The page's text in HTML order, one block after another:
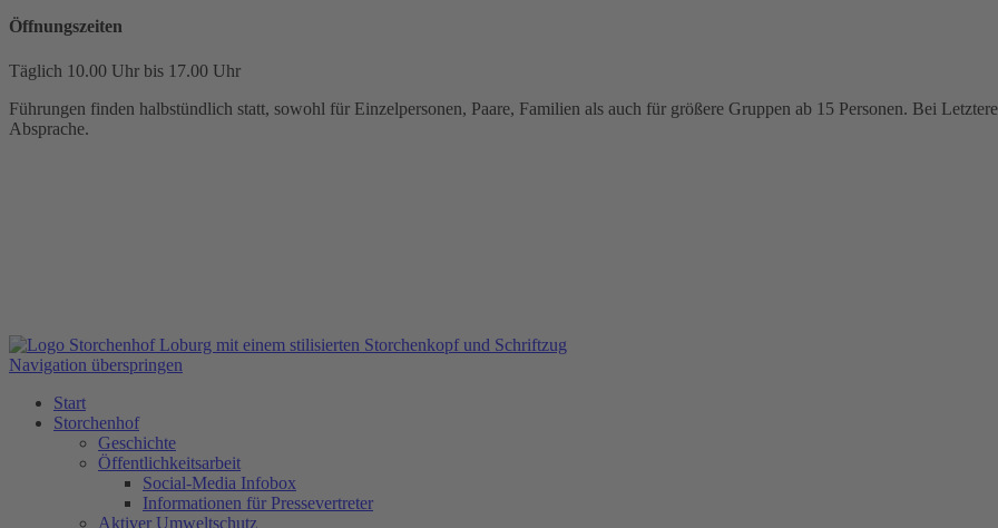
Öffnungszeiten
Täglich 10.00 Uhr bis 17.00 Uhr
Führungen finden halbstündlich statt, sowohl für Einzelpersonen, Paare, Familien als auch für größere Gruppen ab 15 Personen. Bei
Absprache.
Navigation überspringen
Start
Storchenhof
Geschichte
Öffentlichkeitsarbeit
Social-Media Infobox
Informationen für Pressevertreter
Aktiver Umweltschutz